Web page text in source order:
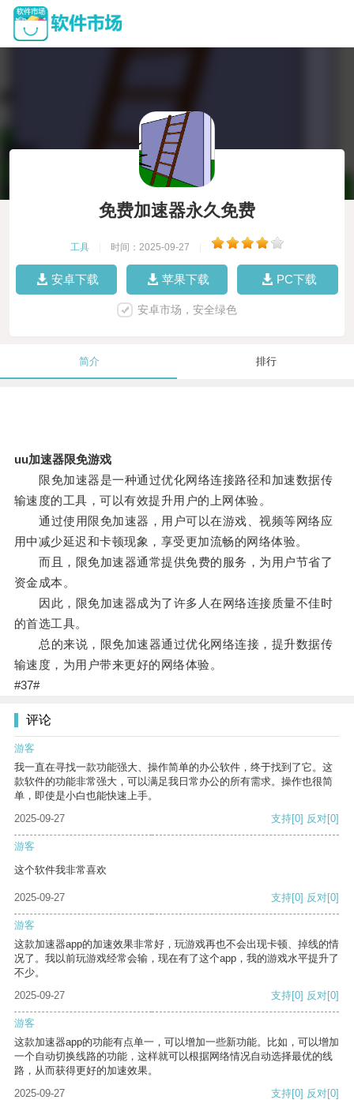
免费加速器永久免费
工具 时间：2025-09-27
安卓下载 苹果下载 PC下载
安卓市场，安全绿色
简介 排行
uu加速器限免游戏
限免加速器是一种通过优化网络连接路径和加速数据传
输速度的工具，可以有效提升用户的上网体验。
通过使用限免加速器，用户可以在游戏、视频等网络应
用中减少延迟和卡顿现象，享受更加流畅的网络体验。
而且，限免加速器通常提供免费的服务，为用户节省了
资金成本。
因此，限免加速器成为了许多人在网络连接质量不佳时
的首选工具。
总的来说，限免加速器通过优化网络连接，提升数据传
输速度，为用户带来更好的网络体验。
#37#
评论
游客
我一直在寻找一款功能强大、操作简单的办公软件，终于找到了它。这
款软件的功能非常强大，可以满足我日常办公的所有需求。操作也很简
单，即使是小白也能快速上手。
2025-09-27
支持[0] 反对[0]
游客
这个软件我非常喜欢
2025-09-27 支持[0] 反对[0]
游客
这款加速器app的加速效果非常好，玩游戏再也不会出现卡顿、掉线的情
况了。我以前玩游戏经常会输，现在有了这个app，我的游戏水平提升了
不少。
2025-09-27
支持[0] 反对[0]
游客
这款加速器app的功能有点单一，可以增加一些新功能。比如，可以增加
一个自动切换线路的功能，这样就可以根据网络情况自动选择最优的线
路，从而获得更好的加速效果。
2025-09-27
支持[0] 反对[0]